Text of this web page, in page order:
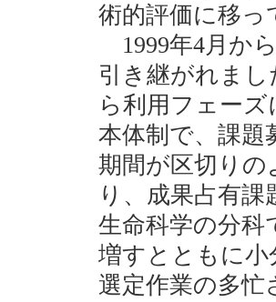
術的評価に移っ
1999年4月か
引き継がれまし
ら利用フェー
本体制で、課題
期間が区切りの
り、成果占有
生命科学の分科
増すとともに
選定作業の多忙